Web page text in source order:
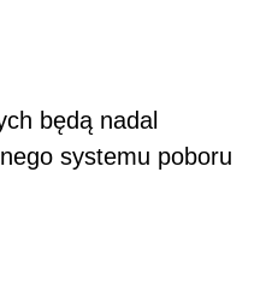
będą nadal
systemu poboru